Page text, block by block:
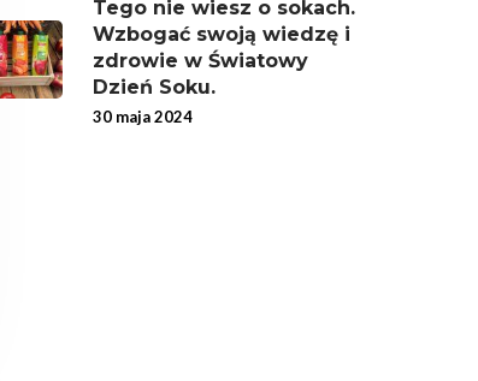
Tego nie wiesz o sokach.
Wzbogać swoją wiedzę i
zdrowie w Światowy
Dzień Soku.
30 maja 2024